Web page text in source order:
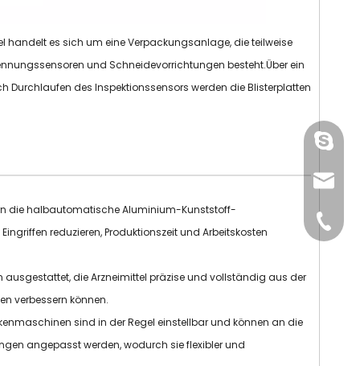
es sich um eine Verpackungsanlage, die teilweise
und Schneidevorrichtungen besteht.Über ein
Durchlaufen des Inspektionssensors werden die Blisterplatten
die halbautomatische Aluminium-Kunststoff-
reduzieren, Produktionszeit und Arbeitskosten
ausgestattet, die Arzneimittel präzise und vollständig aus der
verbessern können.
sind in der Regel einstellbar und können an die
angepasst werden, wodurch sie flexibler und
+86-